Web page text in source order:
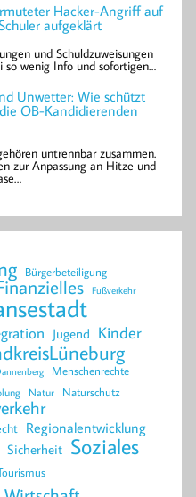
Hacker-Angriff auf
aufgeklärt
und Schuldzuweisungen
so wenig Info und sofortigen…
Unwetter: Wie schützt
OB-Kandidierenden
untrennbar zusammen.
zur Anpassung an Hitze und
Bürgerbeteiligung
Fußverkehr
Jugend Kinder
Menschenrechte
Natur Naturschutz
Regionalentwicklung
Sicherheit Soziales